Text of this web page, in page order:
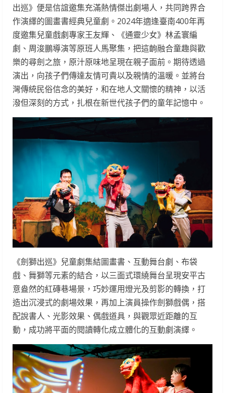
出巡》便是信誼邀集充滿熱情傑出劇場人，共同跨界合
作演繹的圖畫書經典兒童劇。2024年適逢臺南400年再
度邀集兒童戲劇專家王友輝、《通靈少女》林孟寰編
劇、周浚鵬導演等原班人馬聚集，把這齣融合童趣與歡
樂的尋劍之旅，原汁原味地呈現在親子面前。期待透過
演出，向孩子們傳達友情可貴以及親情的溫暖。並將台
灣傳統民俗信念的美好，和在地人文關懷的精神，以活
潑但深刻的方式，扎根在新世代孩子們的童年記憶中。
《劍獅出巡》兒童劇集結圖畫書、互動舞台劇、布袋
戲、舞獅等元素的結合，以三面式環繞舞台呈現安平古
意盎然的紅磚巷場景，巧妙運用燈光及剪影的轉換，打
造出沉浸式的劇場效果，再加上演員操作劍獅戲偶，搭
配說書人、光影效果、偶戲道具，與觀眾近距離的互
動，成功將平面的閱讀轉化成立體化的互動劇演繹。